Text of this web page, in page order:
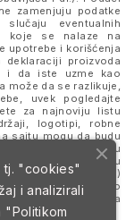
zamenjuju podatke
eventualnih
koje se nalaze na
upotrebe i korišćenja
proizvoda
i da iste uzme kao
može da se razlikuje,
uvek pogledajte
za najnoviju listu
logotipi, robne
sajtu mogu da budu
prikazani na sajtu
se da su
u dinarima (RSD)
isključivo
sajta slažete se sa
.
tj. "cookies"
i analizirali
"Politikom